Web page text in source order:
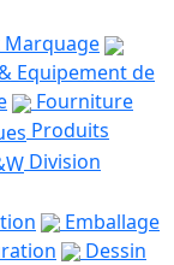
Marquage
Equipement de
Fourniture
Produits
Division
Emballage
Dessin